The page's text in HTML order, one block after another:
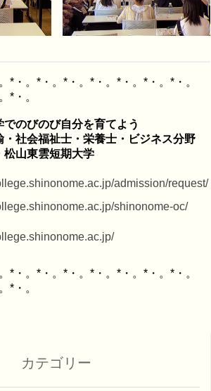
*・。*・。*・。*・。*・。*・。*・。
でのびのび自分を育てよう
・社会福祉士・栄養士・ビジネス分野
admission/request/
shinonome-oc/
*・。*・。*・。*・。*・。*・。*・。
カテゴリー